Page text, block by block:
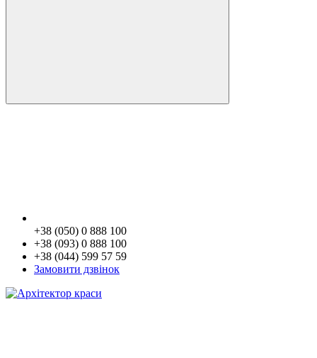
+38 (050) 0 888 100
+38 (093) 0 888 100
+38 (044) 599 57 59
Замовити дзвінок